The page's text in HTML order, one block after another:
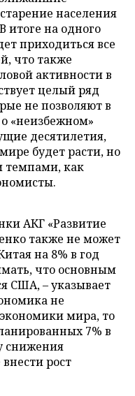
населения
итоге на одного
приходиться все
что также
активности в
целый ряд
не позволяют в
«неизбежном»
десятилетия,
будет расти, но
темпами, как
АКГ «Развитие
также не может
на 8% в год
что основным
США,–указывает
не
мира, то
7% в
снижения
рост